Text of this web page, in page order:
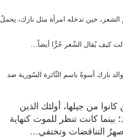
حين تدخله امرأة مثل نازك، يحملُ
كيف يُقال الشّعر حُرًّا أيضاً…
وسمّاها الوالد نازك أسوةً باسم الثّائرة السّورية ضد
من جيلها، أولئك الذين
بينما كانت تنظر للموت كنهاية
التناقضات وتختفي…